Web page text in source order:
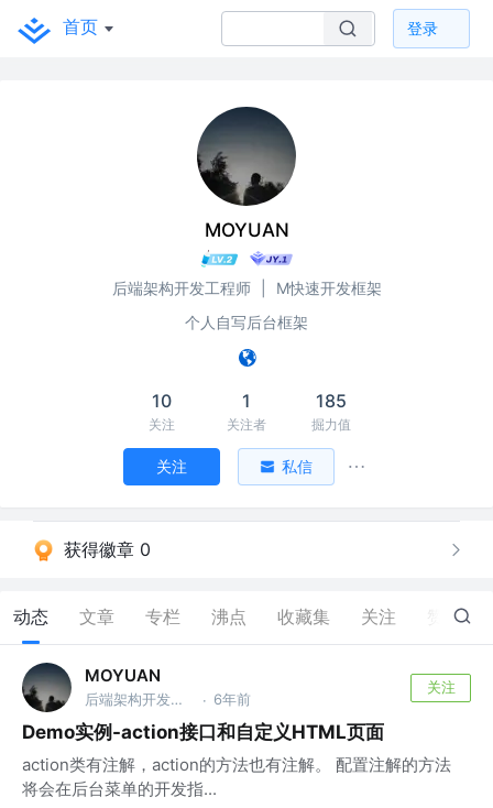
首页 登录
MOYUAN
后端架构开发工程师
M快速开发框架
个人自写后台框架
10
关注
1
关注者
185
掘力值
关注 私信
获得徽章 0
动态 文章 专栏 沸点 收藏集 关注 9
MOYUAN
后端架构开发工程师 @M快速开发框架 · 6年前
关注
Demo实例-action接口和自定义HTML页面
action类有注解，action的方法也有注解。 配置注解的方法
将会在后台菜单的开发指...